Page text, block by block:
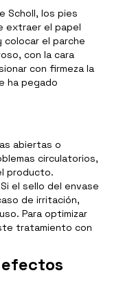
Scholl, los pies
extraer el papel
colocar el parche
con la cara
con firmeza la
ha pegado
abiertas o
circulatorios,
producto.
el sello del envase
de irritación,
Para optimizar
tratamiento con